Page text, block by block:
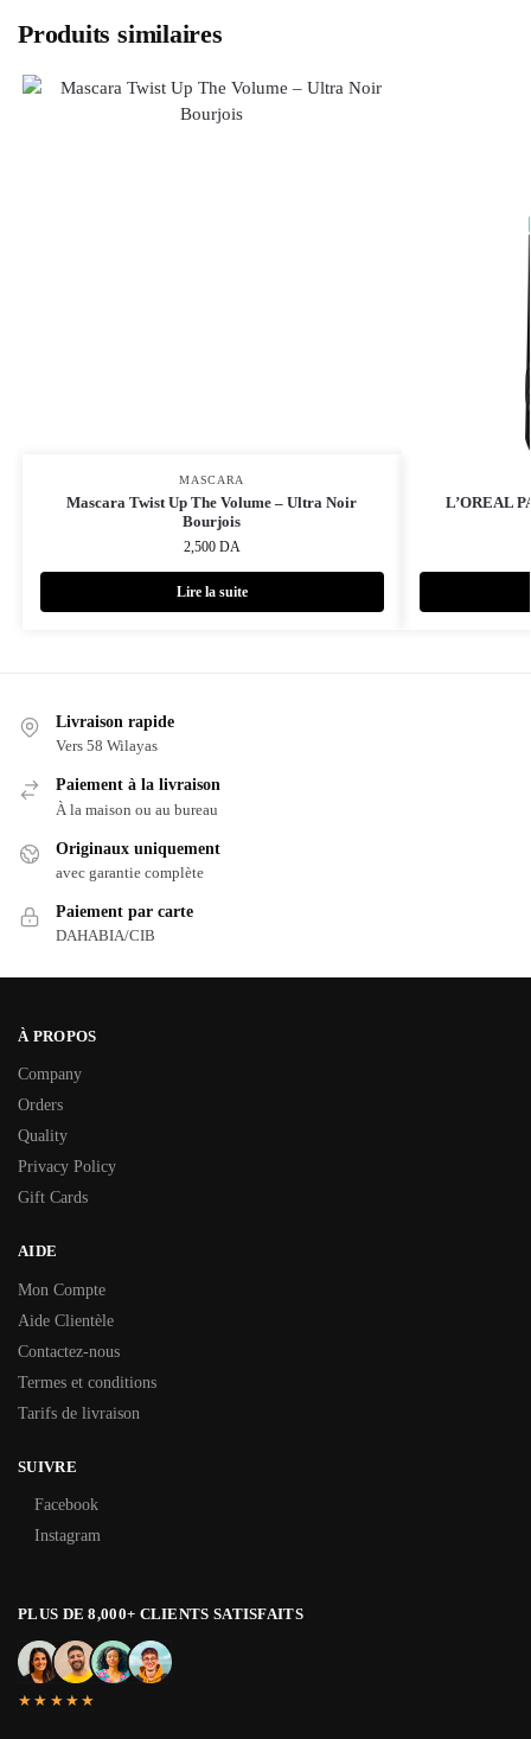
Produits similaires
MASCARA
Mascara Twist Up The Volume – Ultra Noir
Bourjois
2,500 DA
Lire la suite
L’OREAL
Livraison rapide
Vers 58 Wilayas
Paiement à la livraison
À la maison ou au bureau
Originaux uniquement
avec garantie complète
Paiement par carte
DAHABIA/CIB
À PROPOS
Company
Orders
Quality
Privacy Policy
Gift Cards
AIDE
Mon Compte
Aide Clientèle
Contactez-nous
Termes et conditions
Tarifs de livraison
SUIVRE
Facebook
Instagram
PLUS DE 8,000+ CLIENTS SATISFAITS
★★★★★